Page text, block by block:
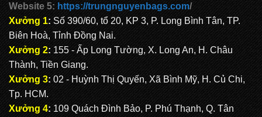
Website 5: https://trungnguyenbags.com/
Xưởng 1: Số 390/60, tổ 20, KP 3, P. Long Bình Tân, TP.
Biên Hoà, Tỉnh Đồng Nai.
Xưởng 2: 155 - Ấp Long Tường, X. Long An, H. Châu
Thành, Tiền Giang.
Xưởng 3: 02 - Huỳnh Thị Quyến, Xã Bình Mỹ, H. Củ Chi,
Tp. HCM.
Xưởng 4: 109 Quách Đình Bảo, P. Phú Thạnh, Q. Tân